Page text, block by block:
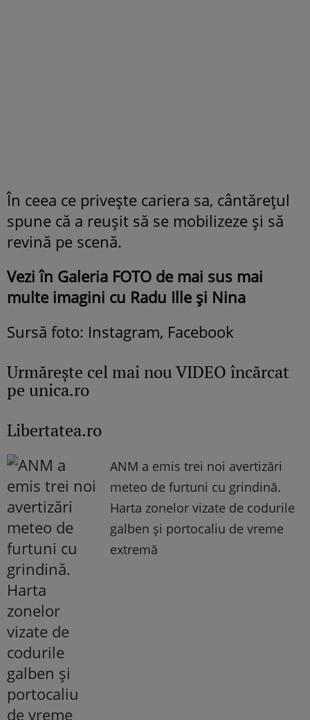
În ceea ce privește cariera sa, cântărețul
spune că a reușit să se mobilizeze și să
revină pe scenă.
Vezi în Galeria FOTO de mai sus mai
multe imagini cu Radu Ille și Nina
Sursă foto: Instagram, Facebook
Urmăreşte cel mai nou VIDEO încărcat
pe unica.ro
Libertatea.ro
ANM a emis trei noi avertizări
meteo de furtuni cu grindină.
Harta zonelor vizate de codurile
galben și portocaliu de vreme
extremă